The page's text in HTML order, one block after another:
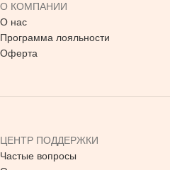
О КОМПАНИИ
О нас
Программа лояльности
Оферта
ЦЕНТР ПОДДЕРЖКИ
Частые вопросы